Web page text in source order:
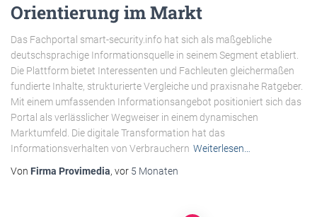
Orientierung im Markt
Das Fachportal smart-security.info hat sich als maßgebliche
deutschsprachige Informationsquelle in seinem Segment etabliert.
Die Plattform bietet Interessenten und Fachleuten gleichermaßen
fundierte Inhalte, strukturierte Vergleiche und praxisnahe Ratgeber.
Mit einem umfassenden Informationsangebot positioniert sich das
Portal als verlässlicher Wegweiser in einem dynamischen
Marktumfeld. Die digitale Transformation hat das
Informationsverhalten von Verbrauchern Weiterlesen…
Von Firma Provimedia, vor 5 Monaten